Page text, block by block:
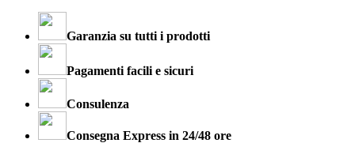
Garanzia su tutti i prodotti
Pagamenti facili e sicuri
Consulenza
Consegna Express in 24/48 ore